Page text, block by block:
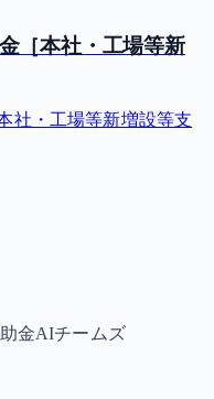
［本社・工場等新
社・工場等新増設等支
金AIチームズ